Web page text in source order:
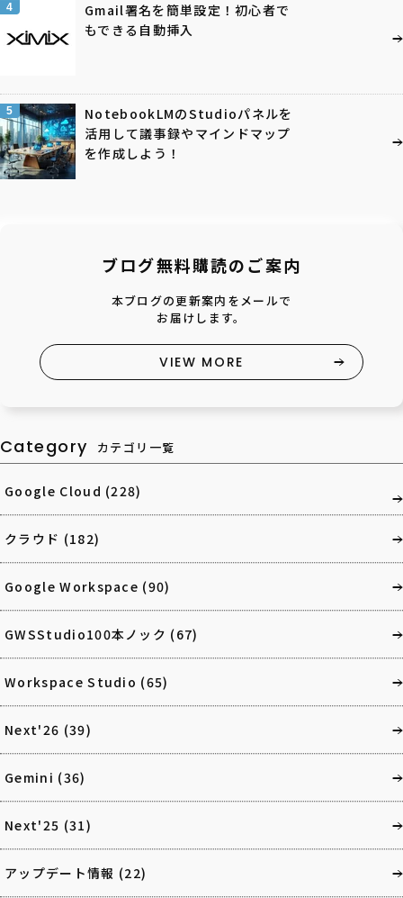
4
Gmail署名を簡単設定！初心者で
もできる自動挿入
5
NotebookLMのStudioパネルを
活用して議事録やマインドマップ
を作成しよう！
ブログ無料購読のご案内
本ブログの更新案内をメールで
お届けします。
VIEW MORE
Category カテゴリ一覧
Google Cloud (228)
クラウド (182)
Google Workspace (90)
GWSStudio100本ノック (67)
Workspace Studio (65)
Next'26 (39)
Gemini (36)
Next'25 (31)
アップデート情報 (22)